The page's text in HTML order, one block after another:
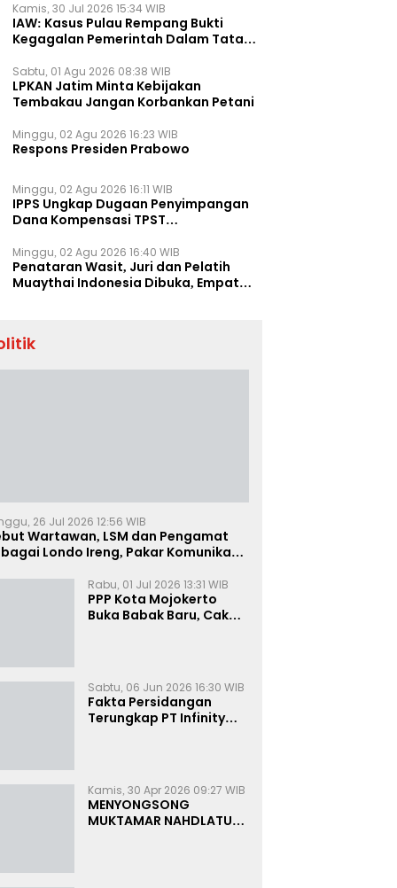
Kamis, 30 Jul 2026 15:34 WIB
IAW: Kasus Pulau Rempang Bukti
Kegagalan Pemerintah Dalam Tata
Sabtu, 01 Agu 2026 08:38 WIB
LPKAN Jatim Minta Kebijakan
Tembakau Jangan Korbankan Petani
Minggu, 02 Agu 2026 16:23 WIB
Respons Presiden Prabowo
Minggu, 02 Agu 2026 16:11 WIB
IPPS Ungkap Dugaan Penyimpangan
Dana Kompensasi TPST
Minggu, 02 Agu 2026 16:40 WIB
Penataran Wasit, Juri dan Pelatih
Muaythai Indonesia Dibuka, Empat
26 Jul 2026 12:56 WIB
Wartawan, LSM dan Pengamat
Londo Ireng, Pakar Komunikasi:
Rabu, 01 Jul 2026 13:31 WIB
PPP Kota Mojokerto
Buka Babak Baru, Cak
Sabtu, 06 Jun 2026 16:30 WIB
Fakta Persidangan
Terungkap PT Infinity
Kamis, 30 Apr 2026 09:27 WIB
MENYONGSONG
MUKTAMAR NAHDLATUL